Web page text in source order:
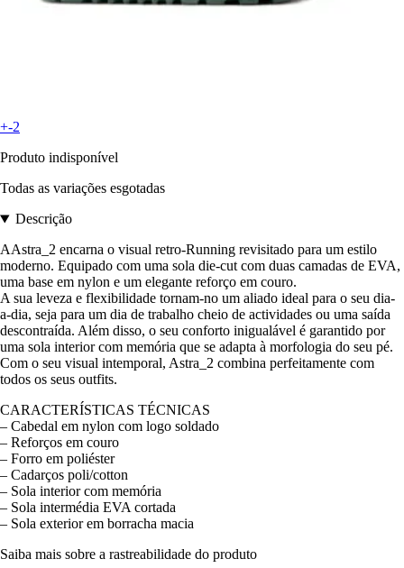
+-2
Produto indisponível
Todas as variações esgotadas
Descrição
AAstra_2 encarna o visual retro-Running revisitado para um estilo
moderno. Equipado com uma sola die-cut com duas camadas de EVA,
uma base em nylon e um elegante reforço em couro.
A sua leveza e flexibilidade tornam-no um aliado ideal para o seu dia-
a-dia, seja para um dia de trabalho cheio de actividades ou uma saída
descontraída. Além disso, o seu conforto inigualável é garantido por
uma sola interior com memória que se adapta à morfologia do seu pé.
Com o seu visual intemporal, Astra_2 combina perfeitamente com
todos os seus outfits.
CARACTERÍSTICAS TÉCNICAS
– Cabedal em nylon com logo soldado
– Reforços em couro
– Forro em poliéster
– Cadarços poli/cotton
– Sola interior com memória
– Sola intermédia EVA cortada
– Sola exterior em borracha macia
Saiba mais sobre a rastreabilidade do produto